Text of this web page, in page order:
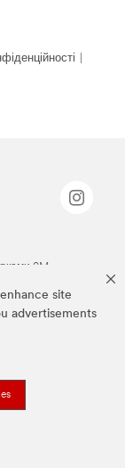
site
advertisements
3M.